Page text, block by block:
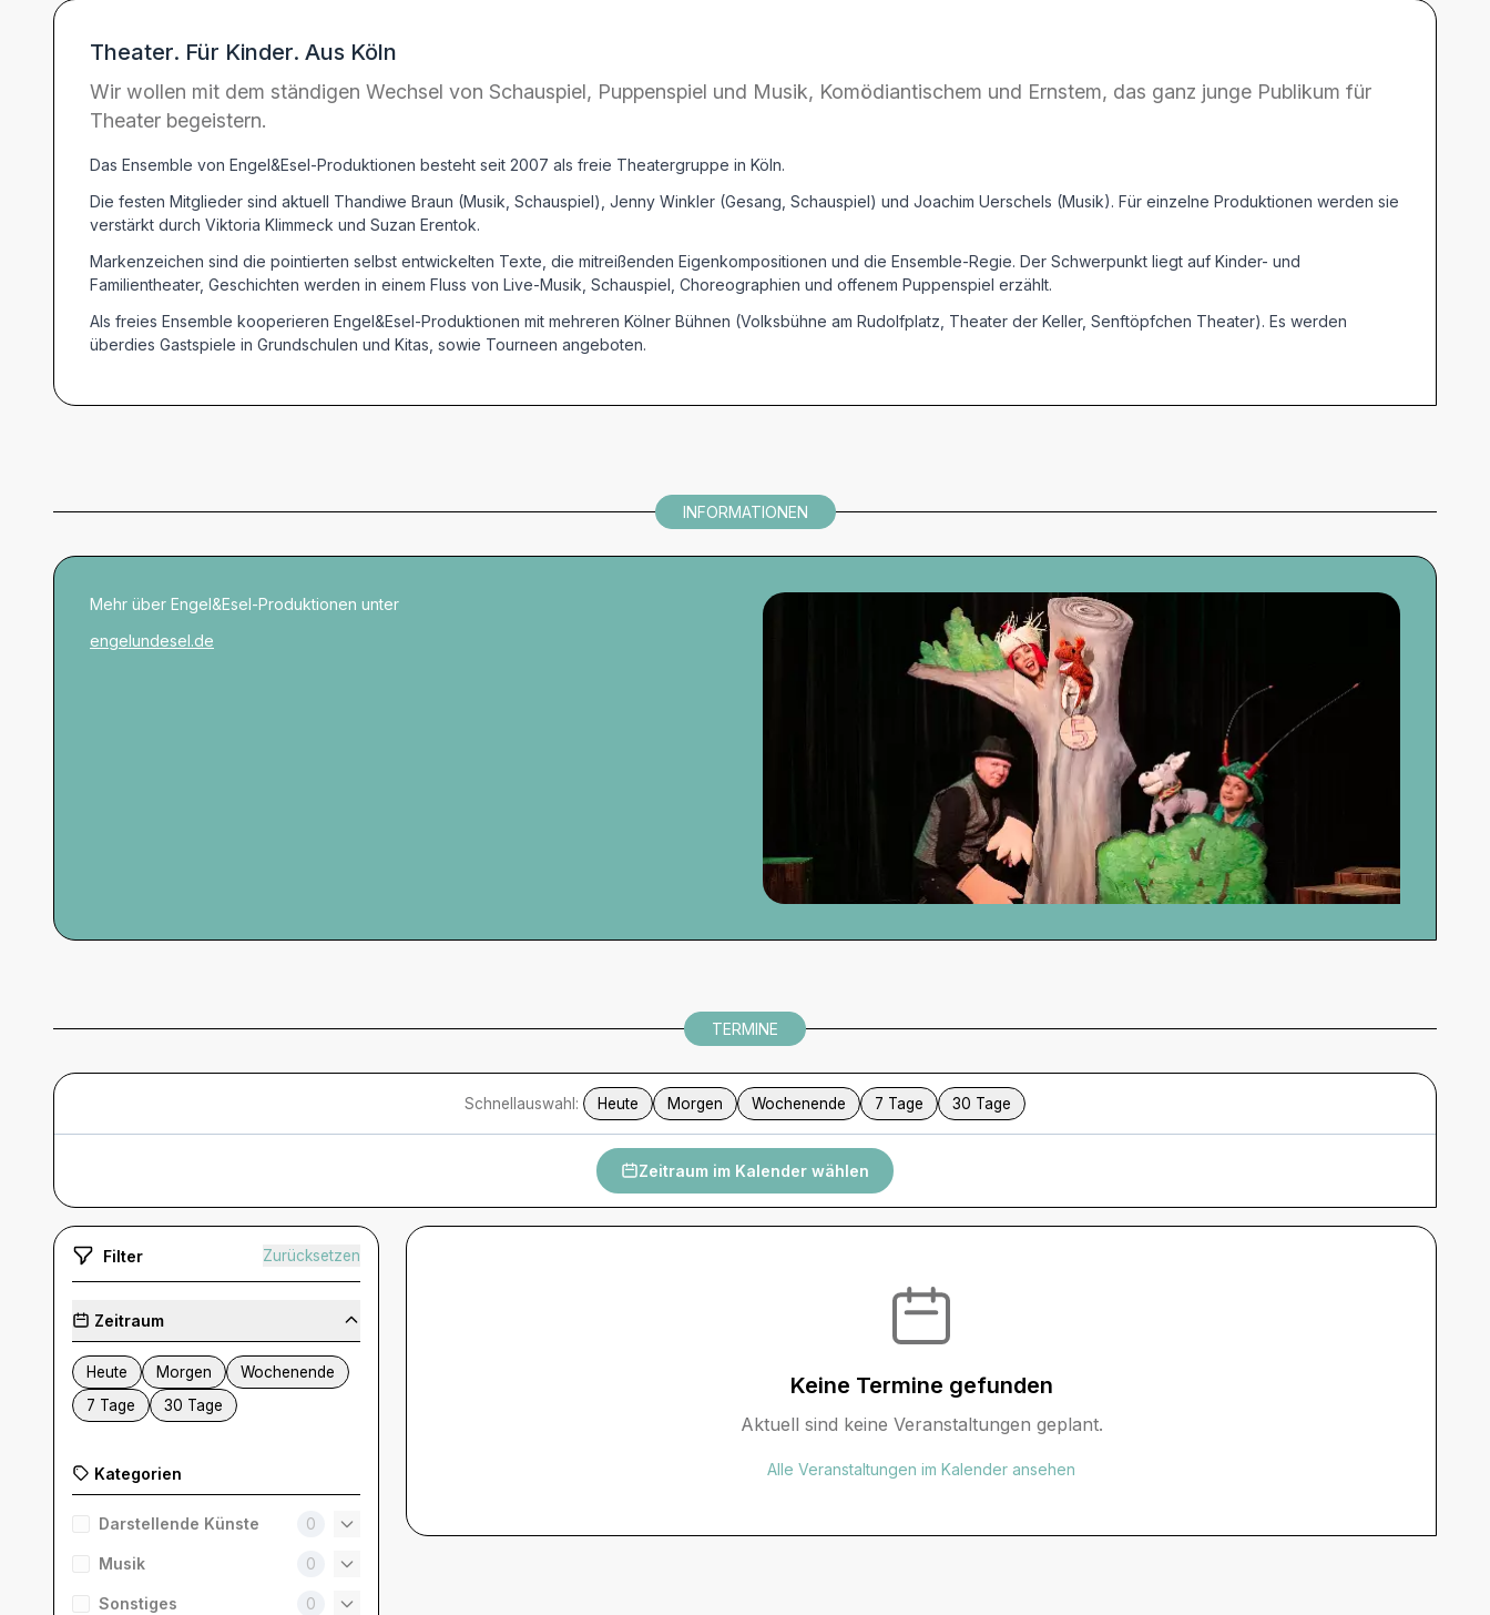
Theater. Für Kinder. Aus Köln
Wir wollen mit dem ständigen Wechsel von Schauspiel, Puppenspiel und Musik, Komödiantischem und Ernstem, das ganz junge Publikum für
Theater begeistern.
Das Ensemble von Engel&Esel-Produktionen besteht seit 2007 als freie Theatergruppe in Köln.
Die festen Mitglieder sind aktuell Thandiwe Braun (Musik, Schauspiel), Jenny Winkler (Gesang, Schauspiel) und Joachim Uerschels (Musik). Für einzelne Produktionen werden sie
verstärkt durch Viktoria Klimmeck und Suzan Erentok.
Markenzeichen sind die pointierten selbst entwickelten Texte, die mitreißenden Eigenkompositionen und die Ensemble-Regie. Der Schwerpunkt liegt auf Kinder- und
Familientheater, Geschichten werden in einem Fluss von Live-Musik, Schauspiel, Choreographien und offenem Puppenspiel erzählt.
Als freies Ensemble kooperieren Engel&Esel-Produktionen mit mehreren Kölner Bühnen (Volksbühne am Rudolfplatz, Theater der Keller, Senftöpfchen Theater). Es werden
überdies Gastspiele in Grundschulen und Kitas, sowie Tourneen angeboten.
INFORMATIONEN
Mehr über Engel&Esel-Produktionen unter
engelundesel.de
TERMINE
Schnellauswahl: Heute Morgen Wochenende 7 Tage 30 Tage
Zeitraum im Kalender wählen
Filter Zurücksetzen
Zeitraum
Heute Morgen
Wochenende
7 Tage
30 Tage
Kategorien
Darstellende Künste 0
Musik 0
Sonstiges 0
Keine Termine gefunden
Aktuell sind keine Veranstaltungen geplant.
Alle Veranstaltungen im Kalender ansehen